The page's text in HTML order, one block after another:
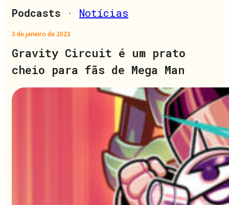
Podcasts · Notícias
3 de janeiro de 2023
Gravity Circuit é um prato
cheio para fãs de Mega Man